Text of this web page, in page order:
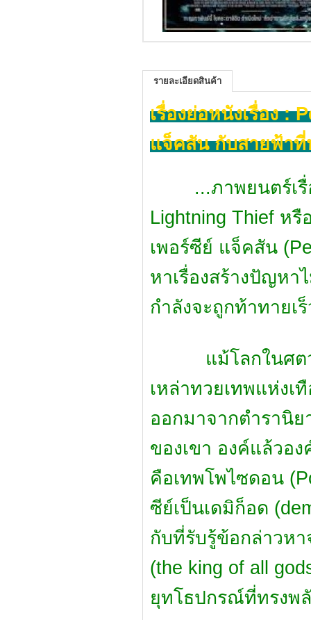
รายละเอียดสินค้า
เรื่องย่อหนังเรื่อง :
แจ็คสัน กับสายฟ้าที่
...ภาพยนตร์เรื่อง
Lightning Thief ห
เพอร์ซีย์ แจ็คสัน
หาเรื่องสร้างปัญหา
กำลังจะถูกท้าทายเ
แม้โลกในศตวร
เหล่าทวยเทพแห่งเ
ออกมาจากตำรานิ
ของเขา องค์แล้วอง
คือเทพโพไซดอน
ซีย์เป็นเดมิก็อด
กับที่รับรู้ข้อกล่าวหา
(the king of all
ยุทโธปกรณ์ที่ทรงพ